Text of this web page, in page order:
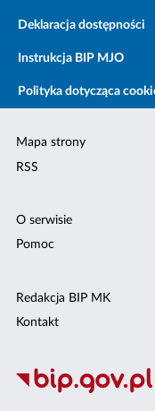
Deklaracja dostępności
Instrukcja BIP MJO
Polityka dotycząca
Mapa strony
RSS
O serwisie
Pomoc
Redakcja BIP MK
Kontakt